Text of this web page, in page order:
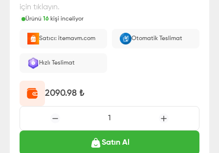
için tıklayın.
Ürünü 16 kişi inceliyor
Oyuncu ID'nize yüklenir.
Satıcı: itemavm.com Otomatik Teslimat
Hızlı Teslimat
2090.98 ₺
1
Satın Al